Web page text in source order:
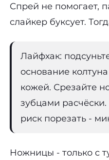
Спрей не помогает,
слайкер буксует.
Лайфхак:
основание
кожей. Срезайте
зубцами
риск порезать -
Ножницы - только с